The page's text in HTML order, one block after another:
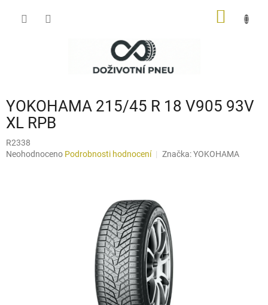
YOKOHAMA 215/45 R 18 V905 93V
XL RPB
R2338
Průměrné
Neohodnoceno Podrobnosti hodnocení Značka:YOKOHAMA